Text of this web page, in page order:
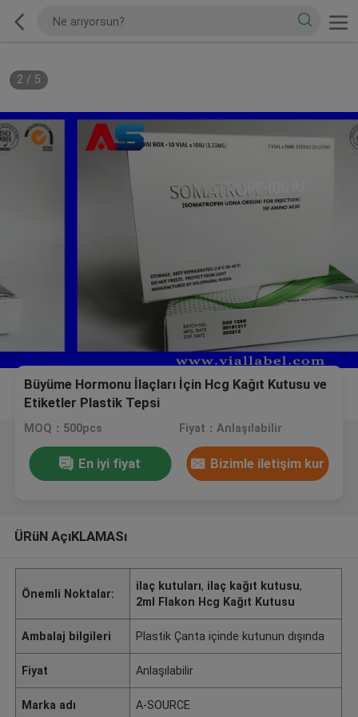
2/ 5
Büyüme Hormonu İlaçları İçin Hcg Kağıt Kutusu ve
Etiketler Plastik Tepsi
MOQ：500pcs Fiyat：Anlaşılabilir
En iyi fiyat Bizimle iletişim kur
ÜRüN AçıKLAMASı
Önemli Noktalar:
ilaç kutuları, ilaç kağıt kutusu,
2ml Flakon Hcg Kağıt Kutusu
Ambalaj bilgileri Plastik Çanta içinde kutunun dışında
Fiyat Anlaşılabilir
Marka adı A-SOURCE